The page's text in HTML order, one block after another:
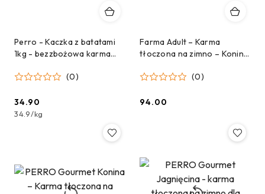
Perro - Kaczka z batatami
1kg - bezzbożowa karma
ras - 1 kg
(0)
Cena:
34.90
34.9/kg
Farma Adult – Karma
tłoczona na zimno – Konina
(0)
Cena:
94.00